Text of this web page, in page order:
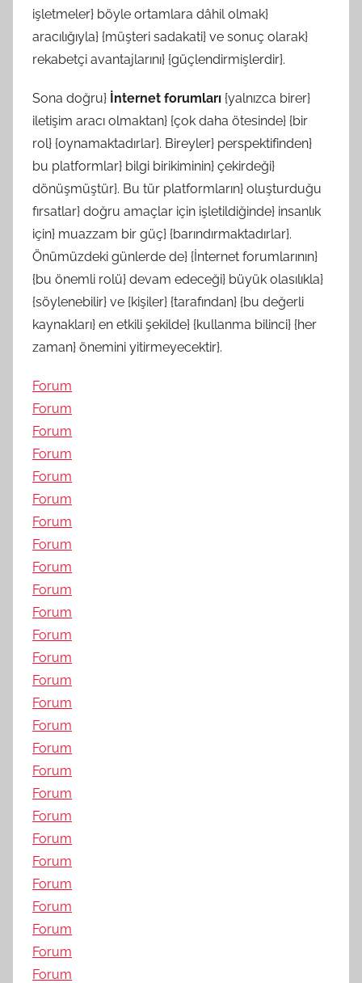
işletmeler} böyle ortamlara dâhil olmak}
aracılığıyla} {müşteri sadakati} ve sonuç olarak}
rekabetçi avantajlarını} {güçlendirmişlerdir}.
Sona doğru} İnternet forumları {yalnızca birer}
iletişim aracı olmaktan} {çok daha ötesinde} {bir
rol} {oynamaktadırlar}. Bireyler} perspektifinden}
bu platformlar} bilgi birikiminin} çekirdeği}
dönüşmüştür}. Bu tür platformların} oluşturduğu
fırsatlar} doğru amaçlar için işletildiğinde} insanlık
için} muazzam bir güç} {barındırmaktadırlar}.
Önümüzdeki günlerde de} {İnternet forumlarının}
{bu önemli rolü} devam edeceği} büyük olasılıkla}
{söylenebilir} ve {kişiler} {tarafından} {bu değerli
kaynakları} en etkili şekilde} {kullanma bilinci} {her
zaman} önemini yitirmeyecektir}.
Forum
Forum
Forum
Forum
Forum
Forum
Forum
Forum
Forum
Forum
Forum
Forum
Forum
Forum
Forum
Forum
Forum
Forum
Forum
Forum
Forum
Forum
Forum
Forum
Forum
Forum
Forum